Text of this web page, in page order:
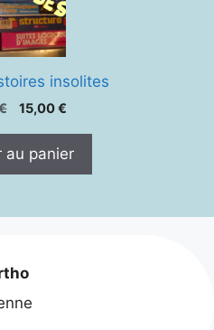
insolites
Le
était :
15,00€Le
est :
au panier